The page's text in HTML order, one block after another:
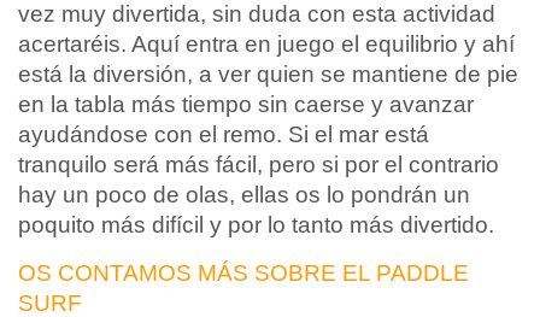
vez muy divertida, sin duda con esta actividad
acertaréis. Aquí entra en juego el equilibrio y ahí
está la diversión, a ver quien se mantiene de pie
en la tabla más tiempo sin caerse y avanzar
ayudándose con el remo. Si el mar está
tranquilo será más fácil, pero si por el contrario
hay un poco de olas, ellas os lo pondrán un
poquito más difícil y por lo tanto más divertido.
OS CONTAMOS MÁS SOBRE EL PADDLE
SURF